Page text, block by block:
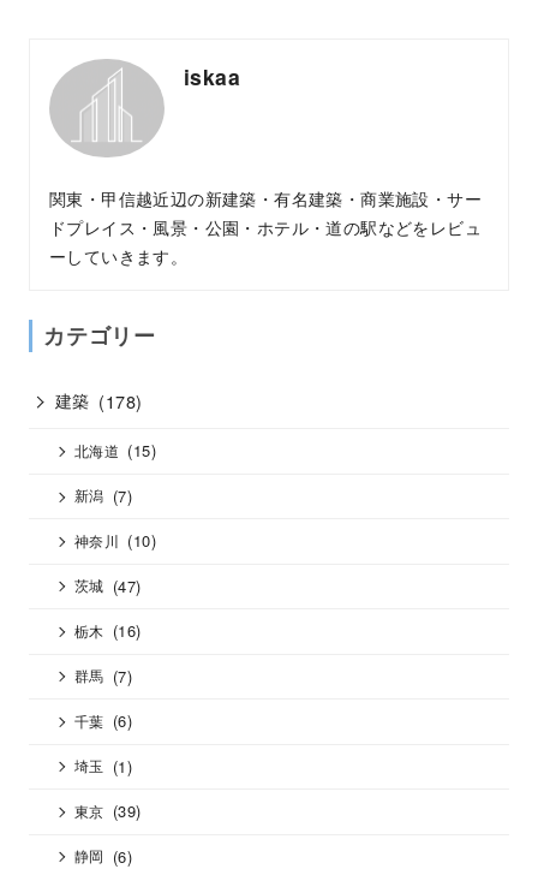
iskaa
関東・甲信越近辺の新建築・有名建築・商業施設・サー
ドプレイス・風景・公園・ホテル・道の駅などをレビュ
ーしていきます。
カテゴリー
建築 (178)
北海道 (15)
新潟 (7)
神奈川 (10)
茨城 (47)
栃木 (16)
群馬 (7)
千葉 (6)
埼玉 (1)
東京 (39)
静岡 (6)